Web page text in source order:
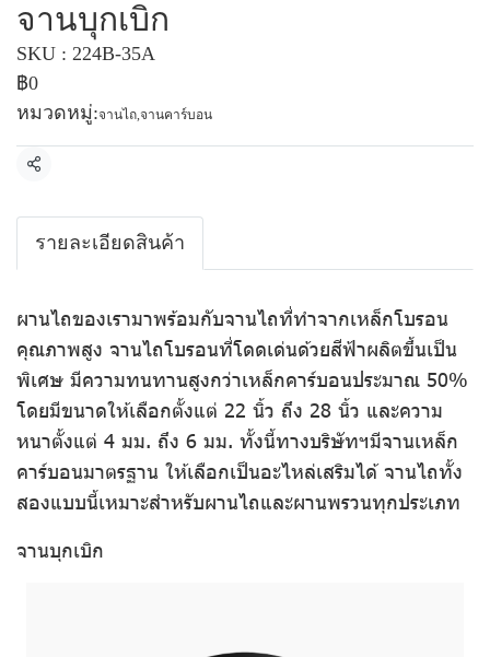
จานบุกเบิก
SKU : 224B-35A
฿0
หมวดหมู่:จานไถ,จานคาร์บอน
แชร์
รายละเอียดสินค้า
ผานไถของเรามาพร้อมกับจานไถที่ทำจากเหล็กโบรอน
คุณภาพสูง จานไถโบรอนที่โดดเด่นด้วยสีฟ้าผลิตขึ้นเป็น
พิเศษ มีความทนทานสูงกว่าเหล็กคาร์บอนประมาณ 50%
โดยมีขนาดให้เลือกตั้งแต่ 22 นิ้ว ถึง 28 นิ้ว และความ
หนาตั้งแต่ 4 มม. ถึง 6 มม. ทั้งนี้ทางบริษัทฯมีจานเหล็ก
คาร์บอนมาตรฐาน ให้เลือกเป็นอะไหล่เสริมได้ จานไถทั้ง
สองแบบนี้เหมาะสำหรับผานไถและผานพรวนทุกประเภท
จานบุกเบิก